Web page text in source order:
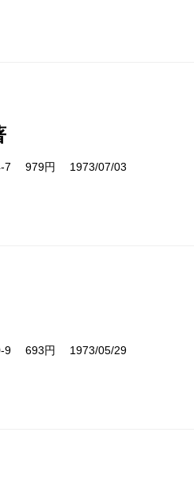
7 979円 1973/07/03
9 693円 1973/05/29